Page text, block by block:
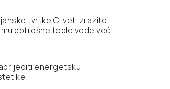
tvrtke Clivet izrazito
potrošne tople vode već
energetsku